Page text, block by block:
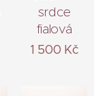
srdce
fialová
1 500 Kč